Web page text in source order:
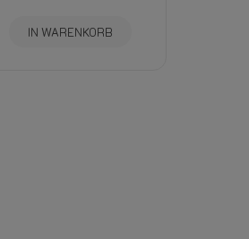
IN WARENKORB